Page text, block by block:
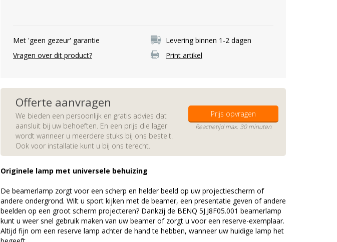
Met 'geen gezeur' garantie
Levering binnen 1-2 dagen
Vragen over dit product?
Print artikel
Offerte aanvragen
We bieden een persoonlijk en gratis advies dat
aansluit bij uw behoeften. En een prijs die lager
wordt wanneer u meerdere stuks bij ons bestelt.
Ook voor installatie kunt u bij ons terecht.
Prijs opvragen
Reactietijd max. 30 minuten
Originele lamp met universele behuizing
De beamerlamp zorgt voor een scherp en helder beeld op uw projectiescherm of
andere ondergrond. Wilt u sport kijken met de beamer, een presentatie geven of andere
beelden op een groot scherm projecteren? Dankzij de BENQ 5J.J8F05.001 beamerlamp
kunt u weer snel gebruik maken van uw beamer of zorgt u voor een reserve-exemplaar.
Altijd fijn om een reserve lamp achter de hand te hebben, wanneer uw huidige lamp het